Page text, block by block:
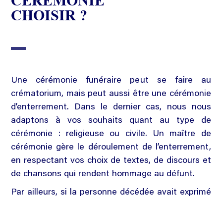
CHOISIR ?
Une cérémonie funéraire peut se faire au
crématorium, mais peut aussi être une cérémonie
d’enterrement. Dans le dernier cas, nous nous
adaptons à vos souhaits quant au type de
cérémonie : religieuse ou civile. Un maître de
cérémonie gère le déroulement de l’enterrement,
en respectant vos choix de textes, de discours et
de chansons qui rendent hommage au défunt.
Par ailleurs, si la personne décédée avait exprimé